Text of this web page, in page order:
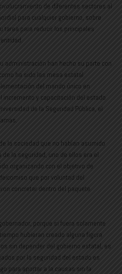
de diferentes sectores al
para cualquier gobierno, sobre
tarea para reducir los principales
administración han hecho su parte con
ha sido las mesa estatal
del mando único en
y capacitación del estado
de la Seguridad Pública, el
la sociedad que no habían asumido
la seguridad, uno de ellos era el
organizando con el objetivo de
que por voluntad del
concretar dentro del paquete
porque si fuera solamente
hubieran creado alguna figura
sin depender del gobierno estatal, es
por la seguridad del estado es
para aportar a la causas sin la